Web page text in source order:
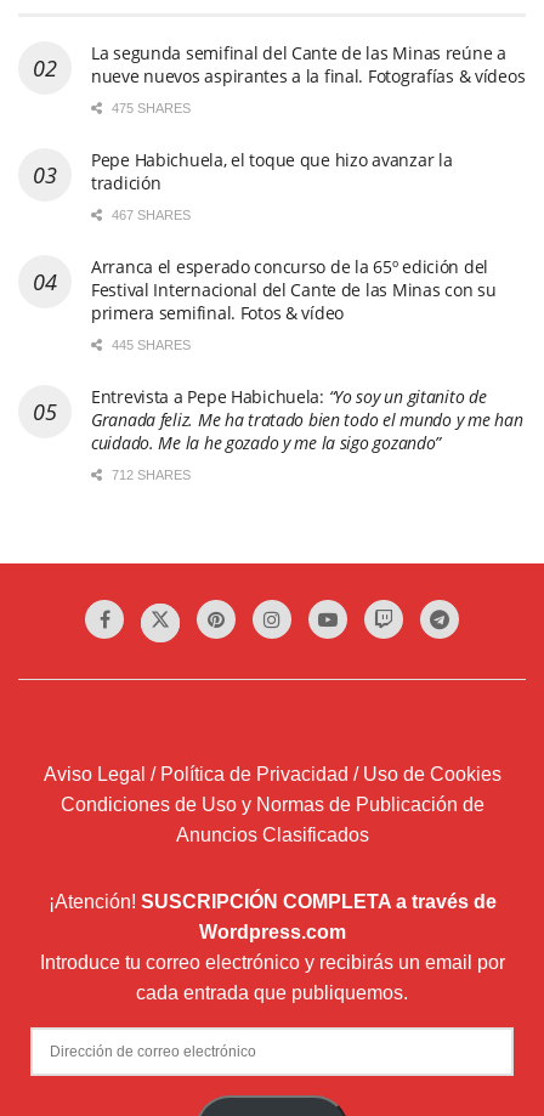
La segunda semifinal del Cante de las Minas reúne a
nueve nuevos aspirantes a la final. Fotografías & vídeos
475 SHARES
Pepe Habichuela, el toque que hizo avanzar la
tradición
467 SHARES
Arranca el esperado concurso de la 65º edición del
Festival Internacional del Cante de las Minas con su
primera semifinal. Fotos & vídeo
445 SHARES
Entrevista a Pepe Habichuela: “Yo soy un gitanito de
Granada feliz. Me ha tratado bien todo el mundo y me han
cuidado. Me la he gozado y me la sigo gozando”
712 SHARES
Aviso Legal / Política de Privacidad / Uso de Cookies
Condiciones de Uso y Normas de Publicación de
Anuncios Clasificados
¡Atención! SUSCRIPCIÓN COMPLETA a través de
Wordpress.com
Introduce tu correo electrónico y recibirás un email por
cada entrada que publiquemos.
Dirección
de